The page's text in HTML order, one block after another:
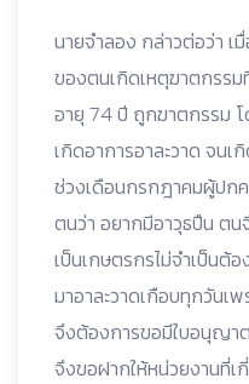
นายจำลอง กล่าวต่อว่า
ของตนเกิดเหตุฆาตกรรม
อายุ 74 ปี ถูกฆาตกรรม
เกิดอาการอาละวาด จน
ช่วงเดือนกรกฎาคมผู้ปก
ตนว่า อยากมีอาวุธปืน ตนจึ
เป็นเกษตรกรไม่จำเป็นต้
มาอาละวาดเกือบทุกวันเ
จึงต้องการขอมีใบอนุญา
จึงขอฝากให้หน่วยงานที่